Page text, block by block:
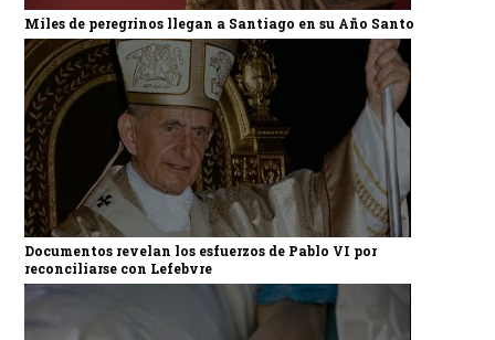
Miles de peregrinos llegan a Santiago en su Año Santo
Documentos revelan los esfuerzos de Pablo VI por
reconciliarse con Lefebvre